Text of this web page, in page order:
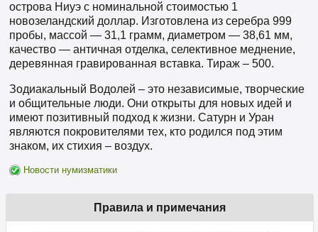
острова Ниуэ с номинальной стоимостью 1
новозеландский доллар. Изготовлена из серебра 999
пробы, массой — 31,1 грамм, диаметром — 38,61 мм,
качество — античная отделка, селективное меднение,
деревянная гравированная вставка. Тираж – 500.
Зодиакальный Водолей – это независимые, творческие
и общительные люди. Они открыты для новых идей и
имеют позитивный подход к жизни. Сатурн и Уран
являются покровителями тех, кто родился под этим
знаком, их стихия – воздух.
Новости нумизматики
Правила и примечания